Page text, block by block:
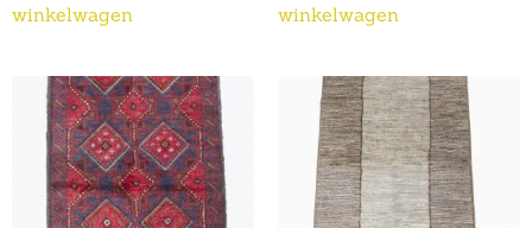
winkelwagen
winkelwagen